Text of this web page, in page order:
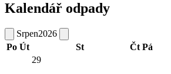
Kalendář odpady
Srpen2026
Po Út St Čt Pá
29